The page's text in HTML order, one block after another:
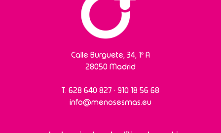
Calle Burguete, 34, 1º A
28050 Madrid
T. 628 640 827 · 910 18 56 68
info@menosesmas.eu